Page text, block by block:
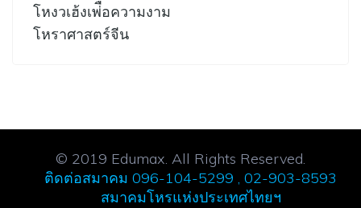
โหงวเฮ้งเพ่ือความงาม
โหราศาสตร์จีน
© 2019 Edumax. All Rights Reserved.
ติดต่อสมาคม 096-104-5299 , 02-903-8593
สมาคมโหรแห่งประเทศไทยฯ